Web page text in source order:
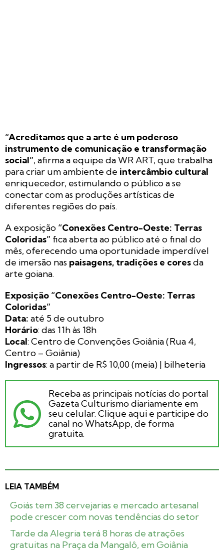
“Acreditamos que a arte é um poderoso
instrumento de comunicação e transformação
social”, afirma a equipe da WR ART, que trabalha
para criar um ambiente de intercâmbio cultural
enriquecedor, estimulando o público a se
conectar com as produções artísticas de
diferentes regiões do país.
A exposição “Conexões Centro-Oeste: Terras
Coloridas” fica aberta ao público até o final do
mês, oferecendo uma oportunidade imperdível
de imersão nas paisagens, tradições e coresda
arte goiana.
Exposição “Conexões Centro-Oeste: Terras
Coloridas”
Data: até 5 de outubro
Horário: das 11h às 18h
Local: Centro de Convenções Goiânia (Rua 4,
Centro – Goiânia)
Ingressos: a partir de R$ 10,00 (meia) | bilheteria
Receba as principais notícias do portal
Gazeta Culturismo diariamente em
seu celular. Clique aqui e participe do
canal no WhatsApp, de forma
gratuita.
LEIA TAMBÉM
Goiás tem 38 cervejarias e mercado artesanal
pode crescer com novas tendências do setor
Tarde da Alegria terá 8 horas de atrações
gratuitas na Praça da Mangalô, em Goiânia